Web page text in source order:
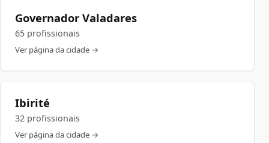
Governador Valadares
65 profissionais
Ver página da cidade →
Ibirité
32 profissionais
Ver página da cidade →